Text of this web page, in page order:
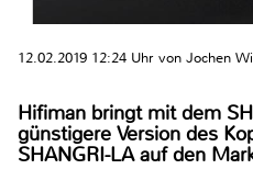
12.02.2019 12:24 Uhr von Jochen
Hifiman bringt mit dem
günstigere Version des
SHANGRI-LA auf den